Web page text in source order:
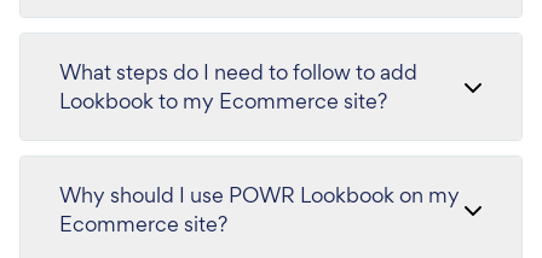
What steps do I need to follow to add
Lookbook to my Ecommerce site?
Why should I use POWR Lookbook on my
Ecommerce site?